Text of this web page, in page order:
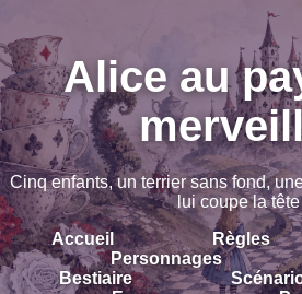
Alice au
Cinq enfants, un terrier sans fond,
lui coupe la
Accueil
Règles
Personnages
Bestiaire